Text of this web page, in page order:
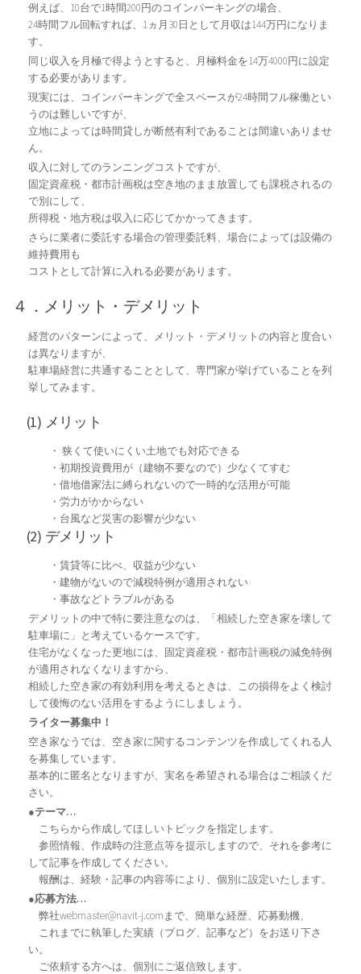
例えば、10台で1時間200円のコインパーキングの場合、
24時間フル回転すれば、1ヵ月30日として月収は144万円になりま
す。
同じ収入を月極で得ようとすると、月極料金を14万4000円に設定
する必要があります。
現実には、コインパーキングで全スペースが24時間フル稼働とい
うのは難しいですが、
立地によっては時間貸しが断然有利であることは間違いありませ
ん。
収入に対してのランニングコストですが、
固定資産税・都市計画税は空き地のまま放置しても課税されるの
で別にして、
所得税・地方税は収入に応じてかかってきます。
さらに業者に委託する場合の管理委託料、場合によっては設備の
維持費用も
コストとして計算に入れる必要があります。
４．メリット・デメリット
経営のパターンによって、メリット・デメリットの内容と度合い
は異なりますが、
駐車場経営に共通することとして、専門家が挙げていることを列
挙してみます。
(1) メリット
・ 狭くて使いにくい土地でも対応できる
・初期投資費用が（建物不要なので）少なくてすむ
・借地借家法に縛られないので一時的な活用が可能
・労力がかからない
・台風など災害の影響が少ない
(2) デメリット
・賃貸等に比べ、収益が少ない
・建物がないので減税特例が適用されない
・事故などトラブルがある
デメリットの中で特に要注意なのは、「相続した空き家を壊して
駐車場に」と考えているケースです。
住宅がなくなった更地には、固定資産税・都市計画税の減免特例
が適用されなくなりますから、
相続した空き家の有効利用を考えるときは、この損得をよく検討
して後悔のない活用をするようにしましょう。
ライター募集中！
空き家なうでは、空き家に関するコンテンツを作成してくれる人
を募集しています。
基本的に匿名となりますが、実名を希望される場合はご相談くだ
さい。
●テーマ…
こちらから作成してほしいトピックを指定します。
参照情報、作成時の注意点等を提示しますので、それを参考に
して記事を作成してください。
報酬は、経験・記事の内容等により、個別に設定いたします。
●応募方法…
弊社webmaster@navit-j.comまで、簡単な経歴、応募動機、
これまでに執筆した実績（ブログ、記事など）をお送り下さ
い。
ご依頼する方へは、個別にご返信致します。